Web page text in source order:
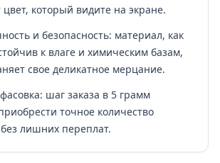
который видите на экране.
и безопасность: материал, как
к влаге и химическим базам,
свое деликатное мерцание.
шаг заказа в 5 грамм
точное количество
лишних переплат.